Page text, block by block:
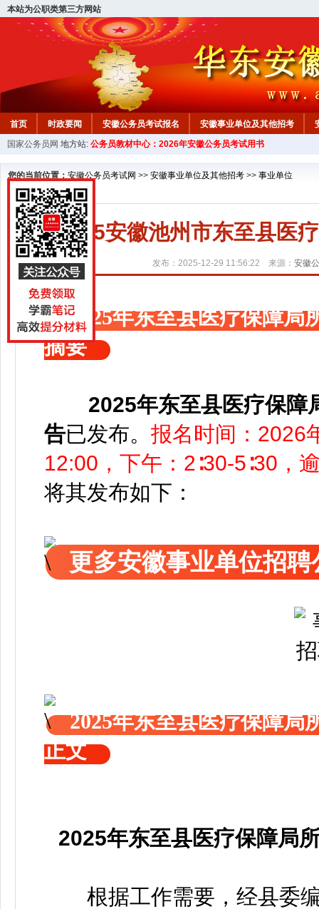
本站为公职类第三方网站
首页 时政要闻 安徽公务员考试报名 安徽事业单位及其他招考
安徽公务员行测试题 在线咨询 教材中心
国家公务员网 地方站: 公务员教材中心：2026年安徽公务员考试用书
您的当前位置： 安徽公务员考试网 >> 安徽事业单位及其他招考 >> 事业单位
2025安徽池州市东至县医
发布：2025-12-29 11:56:22 来源： 安徽
2025年东至县医疗保障局
摘要
2025年东至县医疗保障
告已发布。 报名时间：2026
12:00，下午：2∶30-5∶30，
将其发布如下：
更多安徽事业单位招聘
2025年东至县医疗保障局
正文
2025年东至县医疗保障局
根据工作需要，经县委编